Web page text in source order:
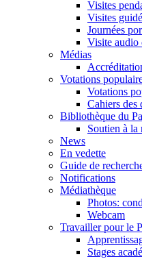
Visites
Visites
Journées
Visite audio
Médias
Votations
Votations
Cahiers des
Bibliothèque du
Soutien à la
News
En vedette
Guide de
Notifications
Médiathèque
Photos:
Webcam
Travailler pour le
Stages